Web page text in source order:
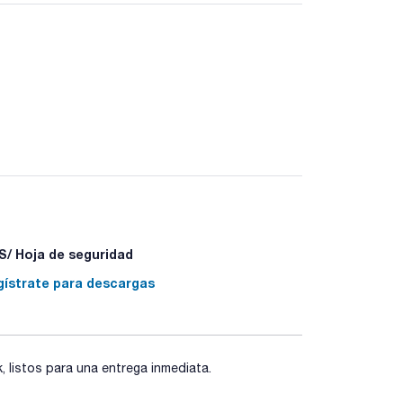
- P405 - P501a
Hoja de seguridad
para descargas
para una entrega inmediata.